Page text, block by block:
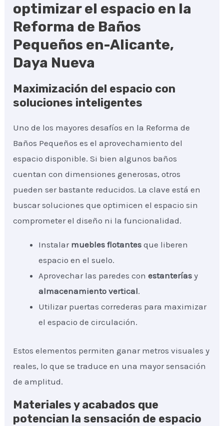
optimizar el espacio en la
Reforma de Baños
Pequeños en-Alicante,
Daya Nueva
Maximización del espacio con
soluciones inteligentes
Uno de los mayores desafíos en la Reforma de
Baños Pequeños es el aprovechamiento del
espacio disponible. Si bien algunos baños
cuentan con dimensiones generosas, otros
pueden ser bastante reducidos. La clave está en
buscar soluciones que optimicen el espacio sin
comprometer el diseño ni la funcionalidad.
Instalar muebles flotantes que liberen
espacio en el suelo.
Aprovechar las paredes conestanterías y
almacenamiento vertical.
Utilizar puertas correderas para maximizar
el espacio de circulación.
Estos elementos permiten ganar metros visuales y
reales, lo que se traduce en una mayor sensación
de amplitud.
Materiales y acabados que
potencian la sensación de espacio